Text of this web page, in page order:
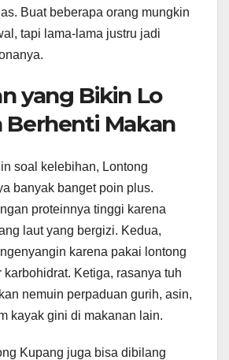
Buat beberapa orang mungkin
tapi lama-lama justru jadi
yang Bikin Lo
Berhenti Makan
soal kelebihan, Lontong
banyak banget poin plus.
proteinnya tinggi karena
laut yang bergizi. Kedua,
karena pakai lontong
Ketiga, rasanya tuh
nemuin perpaduan gurih, asin,
kayak gini di makanan lain.
Kupang juga bisa dibilang